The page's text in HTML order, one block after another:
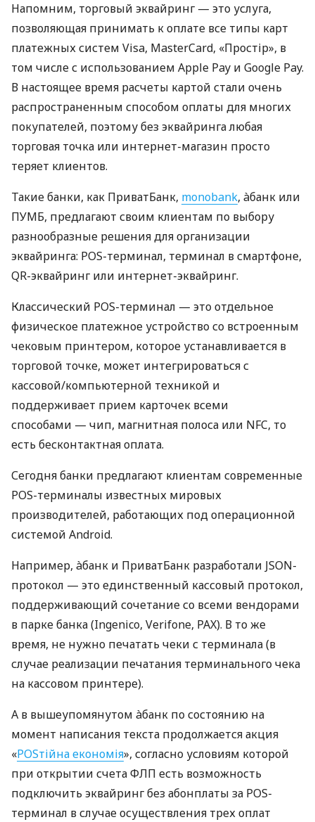
Напомним, торговый эквайринг — это услуга,
позволяющая принимать к оплате все типы карт
платежных систем Visa, MasterCard, «Простір», в
том числе с использованием Apple Pay и Google Pay.
В настоящее время расчеты картой стали очень
распространенным способом оплаты для многих
покупателей, поэтому без эквайринга любая
торговая точка или интернет-магазин просто
теряет клиентов.
Такие банки, как ПриватБанк, monobank, àбанк или
ПУМБ, предлагают своим клиентам по выбору
разнообразные решения для организации
эквайринга: POS-терминал, терминал в смартфоне,
QR-эквайринг или интернет-эквайринг.
Классический POS-терминал — это отдельное
физическое платежное устройство со встроенным
чековым принтером, которое устанавливается в
торговой точке, может интегрироваться с
кассовой/компьютерной техникой и
поддерживает прием карточек всеми
способами — чип, магнитная полоса или NFC, то
есть бесконтактная оплата.
Сегодня банки предлагают клиентам современные
POS-терминалы известных мировых
производителей, работающих под операционной
системой Android.
Например, àбанк и ПриватБанк разработали JSON-
протокол — это единственный кассовый протокол,
поддерживающий сочетание со всеми вендорами
в парке банка (Ingenico, Verifone, PAX). В то же
время, не нужно печатать чеки с терминала (в
случае реализации печатания терминального чека
на кассовом принтере).
А в вышеупомянутом àбанк по состоянию на
момент написания текста продолжается акция
«POSтійна економія», согласно условиям которой
при открытии счета ФЛП есть возможность
подключить эквайринг без абонплаты за POS-
терминал в случае осуществления трех оплат